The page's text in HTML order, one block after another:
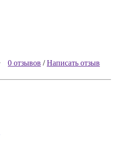
0 отзывов /Написать отзыв